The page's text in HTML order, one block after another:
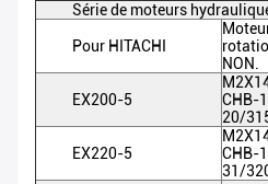
Série de moteurs
Pour HITACHI
NON.
EX200-5
CHB-
20/
EX220-5
CHB-
31/